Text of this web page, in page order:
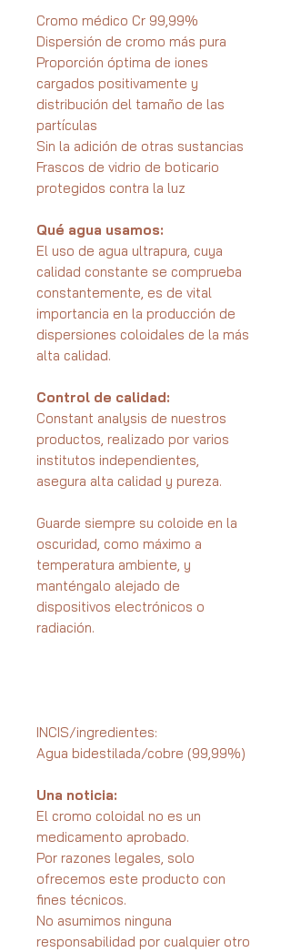
Cromo médico Cr 99,99%
Dispersión de cromo más pura
Proporción óptima de iones
cargados positivamente y
distribución del tamaño de las
partículas
Sin la adición de otras sustancias
Frascos de vidrio de boticario
protegidos contra la luz
Qué agua usamos:
El uso de agua ultrapura, cuya
calidad constante se comprueba
constantemente, es de vital
importancia en la producción de
dispersiones coloidales de la más
alta calidad.
Control de calidad:
Constant analysis de nuestros
productos, realizado por varios
institutos independientes,
asegura alta calidad y pureza.
Guarde siempre su coloide en la
oscuridad, como máximo a
temperatura ambiente, y
manténgalo alejado de
dispositivos electrónicos o
radiación.
INCIS/ingredientes:
Agua bidestilada/cobre (99,99%)
Una noticia:
El cromo coloidal no es un
medicamento aprobado.
Por razones legales, solo
ofrecemos este producto con
fines técnicos.
No asumimos ninguna
responsabilidad por cualquier otro